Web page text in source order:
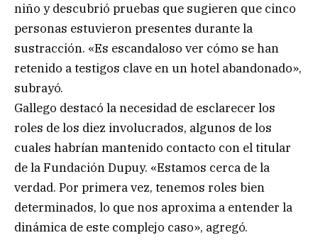
niño y descubrió pruebas que sugieren que cinco
personas estuvieron presentes durante la
sustracción. «Es escandaloso ver cómo se han
retenido a testigos clave en un hotel abandonado»,
subrayó.
Gallego destacó la necesidad de esclarecer los
roles de los diez involucrados, algunos de los
cuales habrían mantenido contacto con el titular
de la Fundación Dupuy. «Estamos cerca de la
verdad. Por primera vez, tenemos roles bien
determinados, lo que nos aproxima a entender la
dinámica de este complejo caso», agregó.